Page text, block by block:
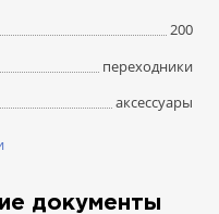
200
переходники
аксессуары
документы